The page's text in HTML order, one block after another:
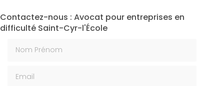
Contactez-nous : Avocat pour entreprises en
difficulté Saint-Cyr-l'École